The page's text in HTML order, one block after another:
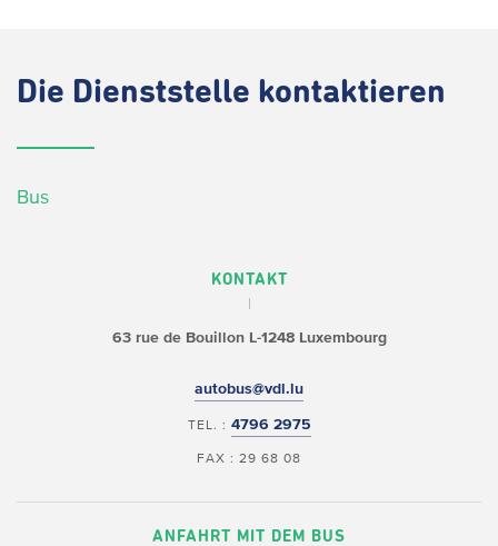
Die Dienststelle kontaktieren
Bus
KONTAKT
63 rue de BouillonL-1248 Luxembourg
autobus@vdl.lu
TEL. : 4796 2975
FAX : 29 68 08
ANFAHRT MIT DEM BUS